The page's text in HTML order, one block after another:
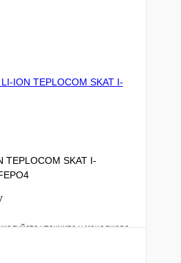
TEPLOCOM SKAT I-
уточните у менеджера